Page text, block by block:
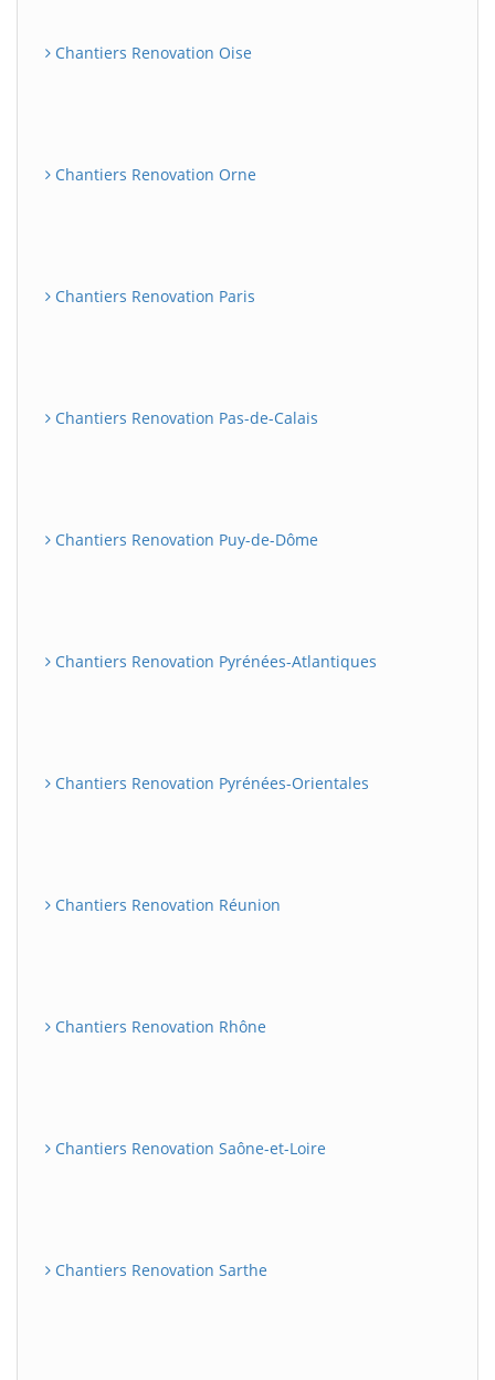
Chantiers Renovation Oise
Chantiers Renovation Orne
Chantiers Renovation Paris
Chantiers Renovation Pas-de-Calais
Chantiers Renovation Puy-de-Dôme
Chantiers Renovation Pyrénées-Atlantiques
Chantiers Renovation Pyrénées-Orientales
Chantiers Renovation Réunion
Chantiers Renovation Rhône
Chantiers Renovation Saône-et-Loire
Chantiers Renovation Sarthe